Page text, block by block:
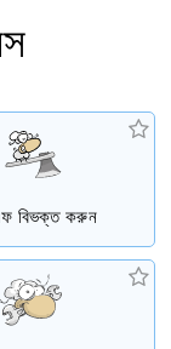
বিভক্ত করুন